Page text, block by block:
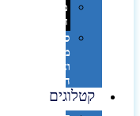
מוצרי
חוף
סביבת
מחשב
וציוד
היקפי
קטלוגים